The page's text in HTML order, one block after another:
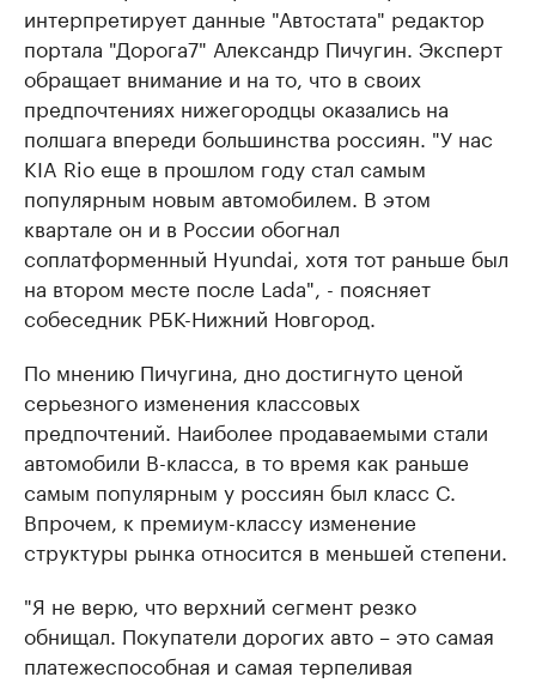
интерпретирует данные "Автостата" редактор
портала "Дорога7" Александр Пичугин. Эксперт
обращает внимание и на то, что в своих
предпочтениях нижегородцы оказались на
полшага впереди большинства россиян. "У нас
KIA Rio еще в прошлом году стал самым
популярным новым автомобилем. В этом
квартале он и в России обогнал
соплатформенный Hyundai, хотя тот раньше был
на втором месте после Lada", - поясняет
собеседник РБК-Нижний Новгород.
По мнению Пичугина, дно достигнуто ценой
серьезного изменения классовых
предпочтений. Наиболее продаваемыми стали
автомобили B-класса, в то время как раньше
самым популярным у россиян был класс C.
Впрочем, к премиум-классу изменение
структуры рынка относится в меньшей степени.
"Я не верю, что верхний сегмент резко
обнищал. Покупатели дорогих авто – это самая
платежеспособная и самая терпеливая